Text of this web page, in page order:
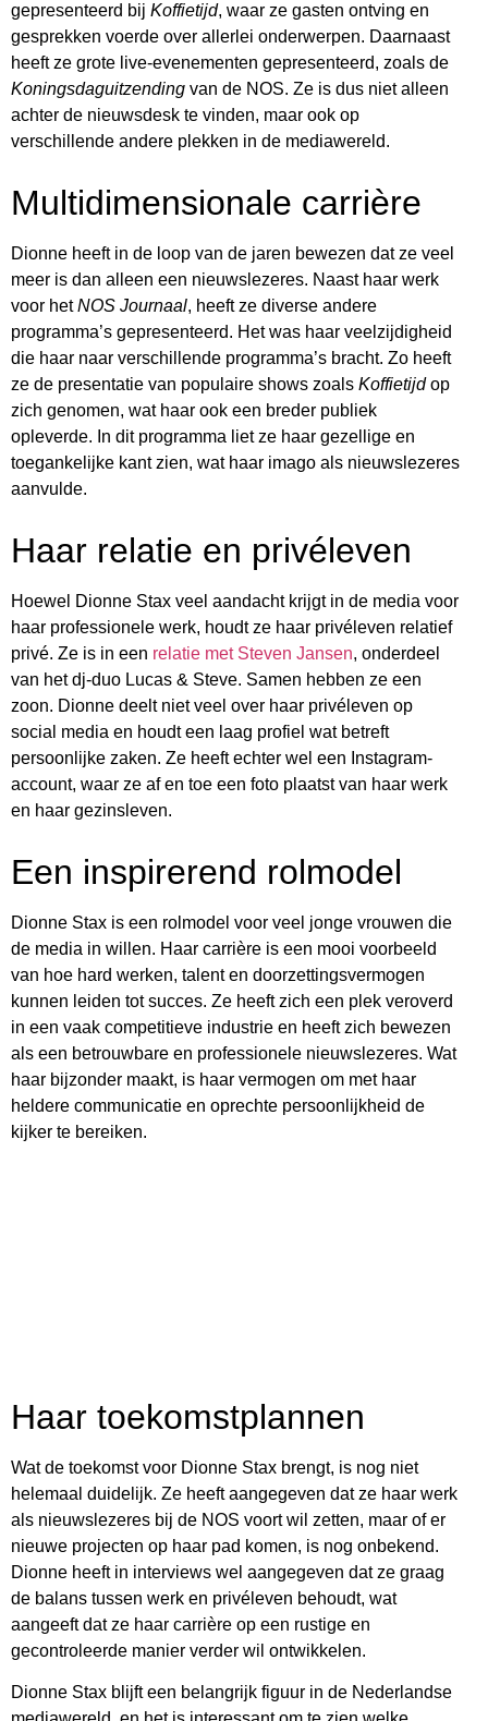
gepresenteerd bij Koffietijd, waar ze gasten ontving en
gesprekken voerde over allerlei onderwerpen. Daarnaast
heeft ze grote live-evenementen gepresenteerd, zoals de
Koningsdaguitzending van de NOS. Ze is dus niet alleen
achter de nieuwsdesk te vinden, maar ook op
verschillende andere plekken in de mediawereld.
Multidimensionale carrière
Dionne heeft in de loop van de jaren bewezen dat ze veel
meer is dan alleen een nieuwslezeres. Naast haar werk
voor hetNOS Journaal, heeft ze diverse andere
programma’s gepresenteerd. Het was haar veelzijdigheid
die haar naar verschillende programma’s bracht. Zo heeft
ze de presentatie van populaire shows zoals Koffietijdop
zich genomen, wat haar ook een breder publiek
opleverde. In dit programma liet ze haar gezellige en
toegankelijke kant zien, wat haar imago als nieuwslezeres
aanvulde.
Haar relatie en privéleven
Hoewel Dionne Stax veel aandacht krijgt in de media voor
haar professionele werk, houdt ze haar privéleven relatief
privé. Ze is in een relatie met Steven Jansen, onderdeel
van het dj-duo Lucas & Steve. Samen hebben ze een
zoon. Dionne deelt niet veel over haar privéleven op
social media en houdt een laag profiel wat betreft
persoonlijke zaken. Ze heeft echter wel een Instagram-
account, waar ze af en toe een foto plaatst van haar werk
en haar gezinsleven.
Een inspirerend rolmodel
Dionne Stax is een rolmodel voor veel jonge vrouwen die
de media in willen. Haar carrière is een mooi voorbeeld
van hoe hard werken, talent en doorzettingsvermogen
kunnen leiden tot succes. Ze heeft zich een plek veroverd
in een vaak competitieve industrie en heeft zich bewezen
als een betrouwbare en professionele nieuwslezeres. Wat
haar bijzonder maakt, is haar vermogen om met haar
heldere communicatie en oprechte persoonlijkheid de
kijker te bereiken.
Haar toekomstplannen
Wat de toekomst voor Dionne Stax brengt, is nog niet
helemaal duidelijk. Ze heeft aangegeven dat ze haar werk
als nieuwslezeres bij de NOS voort wil zetten, maar of er
nieuwe projecten op haar pad komen, is nog onbekend.
Dionne heeft in interviews wel aangegeven dat ze graag
de balans tussen werk en privéleven behoudt, wat
aangeeft dat ze haar carrière op een rustige en
gecontroleerde manier verder wil ontwikkelen.
Dionne Stax blijft een belangrijk figuur in de Nederlandse